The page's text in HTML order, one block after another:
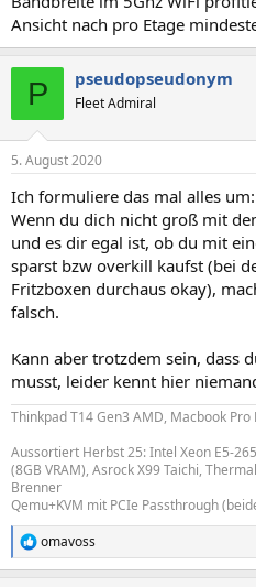
Ansicht nach pro Etage
P pseudopseudonym
Fleet Admiral
5. August 2020
Ich formuliere das mal alles um:
Wenn du dich nicht groß mit
und es dir egal ist, ob du mit
sparst bzw overkill kaufst (bei
Fritzboxen durchaus okay),
falsch.
Kann aber trotzdem sein, dass
musst, leider kennt hier
Thinkpad T14 Gen3 AMD, Macbook Pro
Aussortiert Herbst 25: Intel Xeon E5-
(8GB VRAM), Asrock X99 Taichi,
Brenner
Qemu+KVM mit PCIe Passthrough
R
e
omavoss